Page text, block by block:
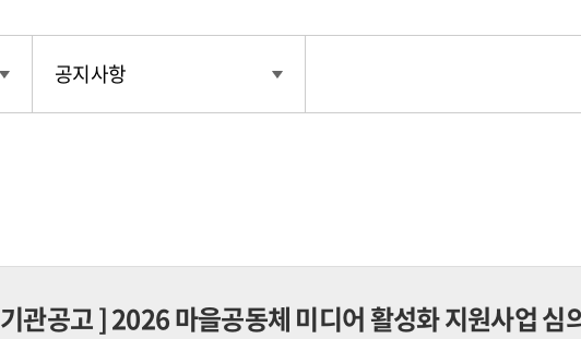
공지사항
기관공고] 2026 마을공동체 미디어 활성화 지원사업 심